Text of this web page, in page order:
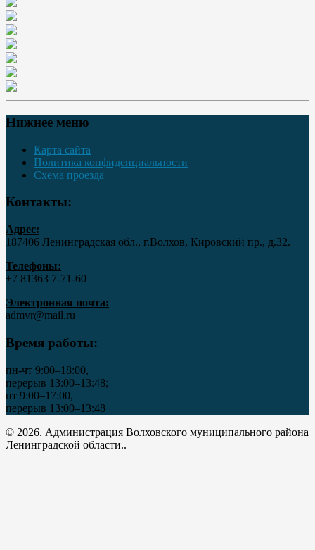
Нижнее меню
Карта сайта
Политика конфиденциальности
Схема проезда
Контакты:
Адрес:
187406 Ленинградская обл., г.Волхов, Кировский пр., д.32.
Телефоны:
+7 81363 7‑71-60
Электронная почта:
admvr@mail.ru
Время работы:
пн-чт 9:00–18:00,
перерыв 13:00–13:48;
пт 9:00–17:00,
перерыв 13:00–13:48
© 2026. Администрация Волховского муниципального района
Ленинградской области..